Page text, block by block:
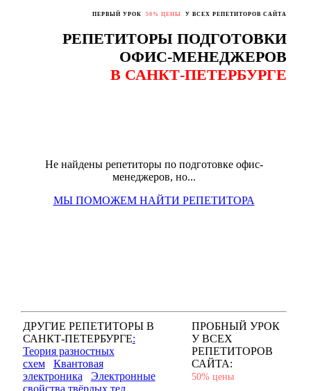
ПЕРВЫЙ УРОК 50% ЦЕНЫ У ВСЕХ РЕПЕТИТОРОВ САЙТА
РЕПЕТИТОРЫ ПОДГОТОВКИ
ОФИС-МЕНЕДЖЕРОВ
В САНКТ-ПЕТЕРБУРГЕ
Не найдены репетиторы по подготовке офис-
менеджеров, но...
МЫ ПОМОЖЕМ НАЙТИ РЕПЕТИТОРА
ДРУГИЕ РЕПЕТИТОРЫ В
САНКТ-ПЕТЕРБУРГЕ:
Теория разностных
схем
Квантовая
электроника
Электронные
свойства твёрдых тел
ПРОБНЫЙ УРОК
У ВСЕХ
РЕПЕТИТОРОВ
САЙТА:
50% цены